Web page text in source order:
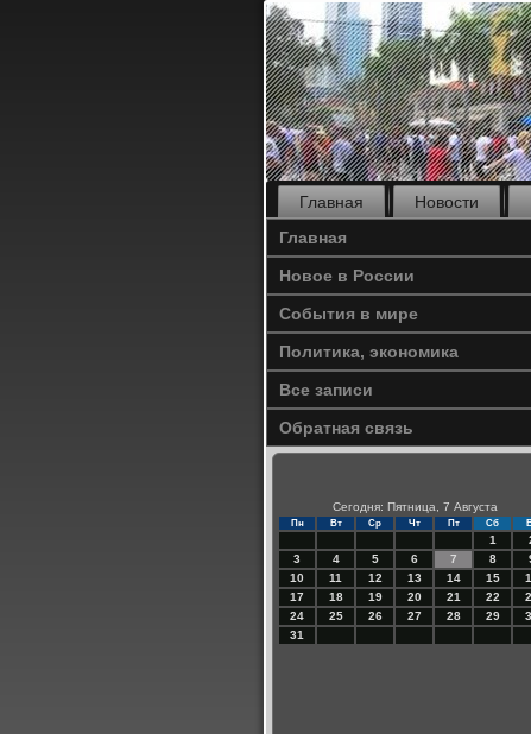
Главная Новости
Главная
Новое в России
События в мире
Политика, экономика
Все записи
Обратная связь
Сегодня: Пятница, 7 Августа
Пн Вт Ср Чт Пт Сб
1
3
4 5 6 7 8
10
11 12 13 14 15
17
18 19 20 21 22
24
25 26 27 28 29
31